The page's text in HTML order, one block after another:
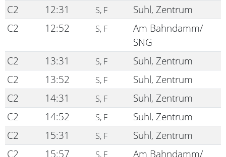
C2
12:31 S, F
Suhl, Zentrum
C2
12:52 S, F
Am Bahndamm/
SNG
C2
13:31 S, F
Suhl, Zentrum
C2
13:52 S, F
Suhl, Zentrum
C2
14:31 S, F
Suhl, Zentrum
C2
14:52 S, F
Suhl, Zentrum
C2
15:31 S, F
Suhl, Zentrum
C2
15:57 S, F
Am Bahndamm/